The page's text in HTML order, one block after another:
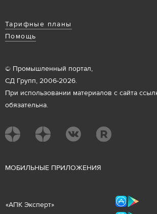
Тарифные планы
Помощь
© Промышленный портал,
СД Групп, 2006-2026.
При использовании материалов с сайта
обязательна.
МОБИЛЬНЫЕ ПРИЛОЖЕНИЯ
«АПК Эксперт»